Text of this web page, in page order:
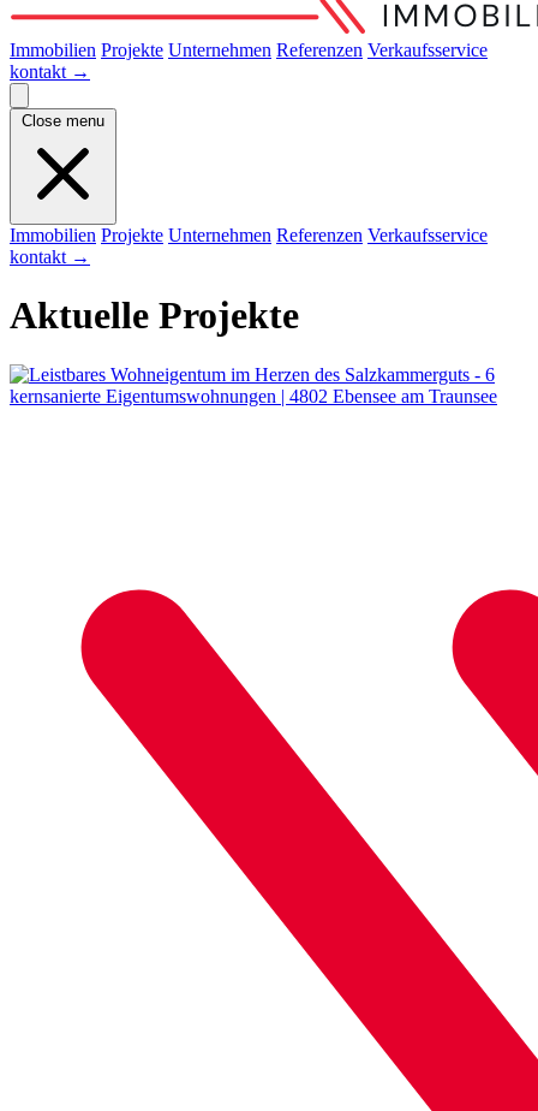
Immobilien Projekte Unternehmen Referenzen Verkaufsservice
kontakt →
Close menu
Immobilien Projekte Unternehmen Referenzen Verkaufsservice
kontakt →
Aktuelle Projekte